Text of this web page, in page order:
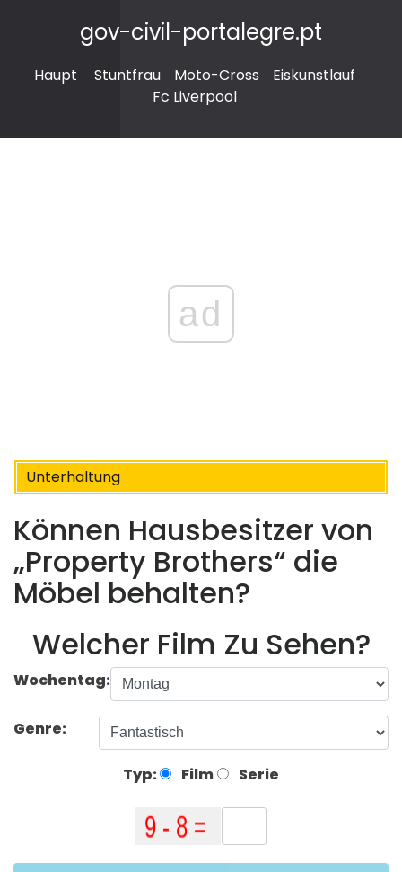
gov-civil-portalegre.pt
Haupt Stuntfrau Moto-Cross
Eiskunstlauf
Fc Liverpool
ad
Unterhaltung
Können Hausbesitzer von
„Property Brothers“ die
Möbel behalten?
Welcher Film Zu Sehen?
Wochentag:
Genre:
Typ: Film Serie